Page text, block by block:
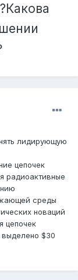
лидирующую
цепочек
радиоактивные
среды
новаций
цепочек
выделено $30